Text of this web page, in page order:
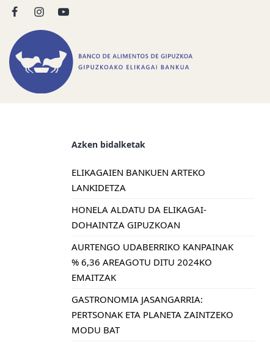
Azken bidalketak
ELIKAGAIEN BANKUEN ARTEKO
LANKIDETZA
HONELA ALDATU DA ELIKAGAI-
DOHAINTZA GIPUZKOAN
AURTENGO UDABERRIKO KANPAINAK
% 6,36 AREAGOTU DITU 2024KO
EMAITZAK
GASTRONOMIA JASANGARRIA:
PERTSONAK ETA PLANETA ZAINTZEKO
MODU BAT